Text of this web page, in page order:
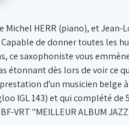
HERR (piano), et Jean-
de donner toutes les
ce saxophoniste vous
étonnant dès lors de voir ce
d'un musicien belge
IGL 143) et qui complété
VRT "MEILLEUR ALBUM JAZZ